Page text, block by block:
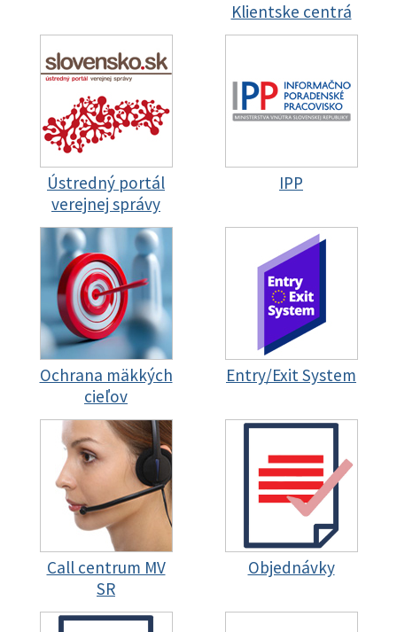
Klientske centrá
Ústredný portál
verejnej správy
IPP
Ochrana mäkkých
cieľov
Entry/Exit System
Call centrum MV
SR
Objednávky